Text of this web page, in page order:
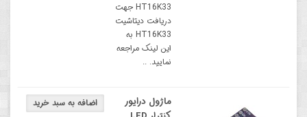
HT16K33 جهت
دریافت دیتاشیت
HT16K33 به
این لینک مراجعه
نمایید. ..
ماژول درایور